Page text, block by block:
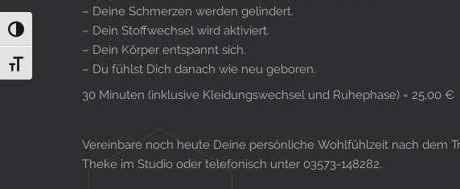
Umschalten auf hohe Kontraste
Schrift vergrößern
– Deine Schmerzen werden gelindert.
– Dein Stoffwechsel wird aktiviert.
– Dein Körper entspannt sich.
– Du fühlst Dich danach wie neu geboren.
30 Minuten (inklusive Kleidungswechsel und Ruhephase) = 25,00 €
Vereinbare noch heute Deine persönliche Wohlfühlzeit nach dem
Theke im Studio oder telefonisch unter 03573-148282.